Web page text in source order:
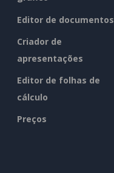
Editor de documentos
Criador de
apresentações
Editor de folhas de
cálculo
Preços